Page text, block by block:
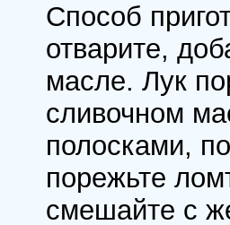
Способ
отварите,
масле. Лук
сливочном
полосками,
порежьте
смешайте с